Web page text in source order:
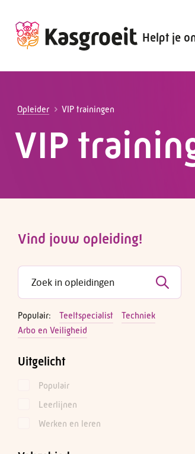
Helpt je
Alles voor de werkgever
Alles voor de werknemer
Opleider VIP trainingen
VIP
Vind jouw opleiding!
Populair: Teeltspecialist
Techniek
Arbo en Veiligheid
Uitgelicht
Populair
Leerlijnen
Werken en leren